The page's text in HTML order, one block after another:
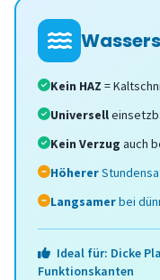
Kein HAZ =
Universell
Kein Verzug auch
Höherer
Langsamerbei
Ideal für: Dicke
Funktionskanten